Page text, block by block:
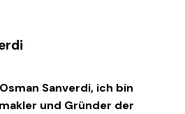
Sanverdi, ich bin
und Gründer der